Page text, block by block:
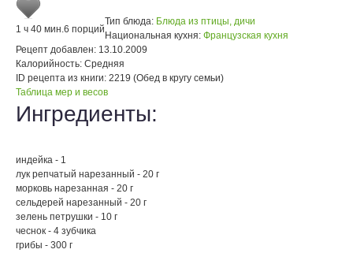
1 ч 40 мин.6 порций
Тип блюда: Блюда из птицы, дичи
Национальная кухня: Французская кухня
Рецепт добавлен: 13.10.2009
Калорийность: Средняя
ID рецепта из книги: 2219 (Обед в кругу семьи)
Таблица мер и весов
Ингредиенты:
индейка - 1
лук репчатый нарезанный - 20 г
морковь нарезанная - 20 г
сельдерей нарезанный - 20 г
зелень петрушки - 10 г
чеснок - 4 зубчика
грибы - 300 г